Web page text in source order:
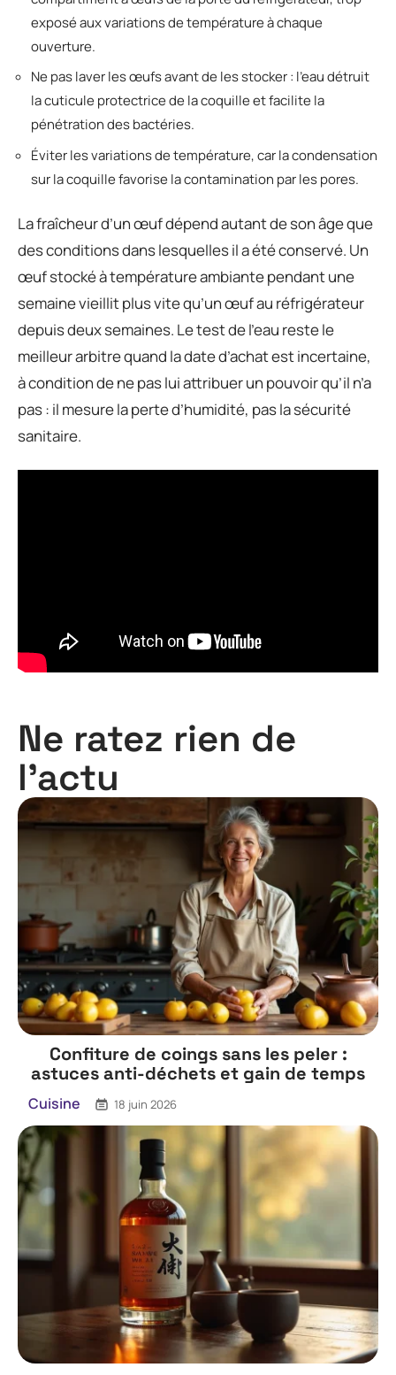
exposé aux variations de température à chaque
ouverture.
Ne pas laver les œufs avant de les stocker : l’eau détruit
la cuticule protectrice de la coquille et facilite la
pénétration des bactéries.
Éviter les variations de température, car la condensation
sur la coquille favorise la contamination par les pores.
La fraîcheur d’un œuf dépend autant de son âge que
des conditions dans lesquelles il a été conservé. Un
œuf stocké à température ambiante pendant une
semaine vieillit plus vite qu’un œuf au réfrigérateur
depuis deux semaines. Le test de l’eau reste le
meilleur arbitre quand la date d’achat est incertaine,
à condition de ne pas lui attribuer un pouvoir qu’il n’a
pas : il mesure la perte d’humidité, pas la sécurité
sanitaire.
Ne ratez rien de
l'actu
Confiture de coings sans les peler :
astuces anti-déchets et gain de temps
Cuisine 18 juin 2026